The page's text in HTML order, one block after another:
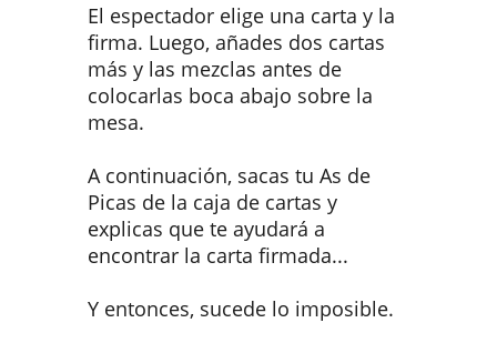
El espectador elige una carta y la
firma. Luego, añades dos cartas
más y las mezclas antes de
colocarlas boca abajo sobre la
mesa.
A continuación, sacas tu As de
Picas de la caja de cartas y
explicas que te ayudará a
encontrar la carta firmada...
Y entonces, sucede lo imposible.